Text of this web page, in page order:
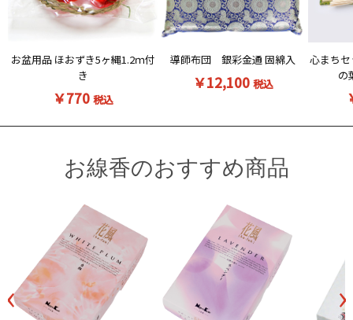
お盆用品 ほおずき5ヶ縄1.2ｍ付
き
￥770 税込
導師布団 銀彩金通 固綿入
￥12,100 税込
心まち
の
お線香のおすすめ商品
‹ ›